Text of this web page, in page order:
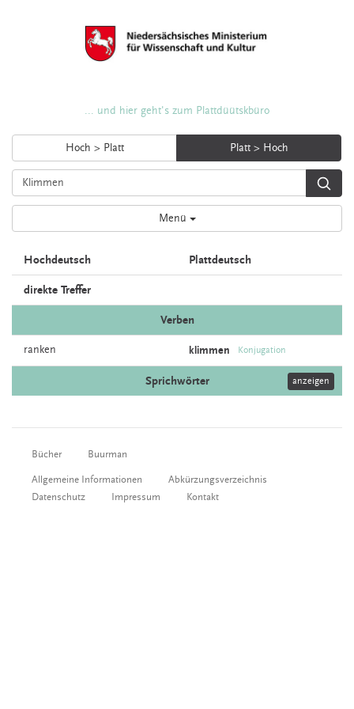
... und hier geht's zum Plattdüütskbüro
Hoch > Platt Platt > Hoch
Menü
Hochdeutsch Plattdeutsch
direkte Treffer
Verben
ranken klimmen Konjugation
Sprichwörter anzeigen
Bücher Buurman
Allgemeine Informationen
Abkürzungsverzeichnis
Datenschutz
Impressum Kontakt